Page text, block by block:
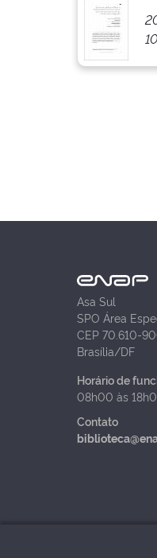
10
Asa Sul
SPO Área
CEP 70.610-
Brasília/DF
Horário de
08h00 às
Contato